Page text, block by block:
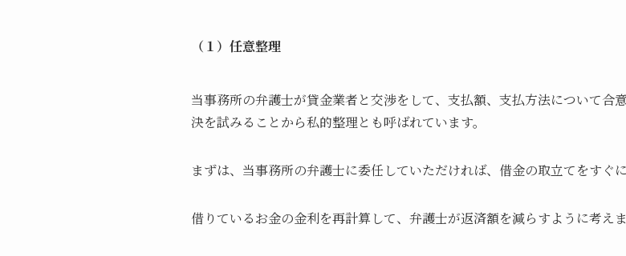
（１）任意整理
当事務所の弁護士が貸金業者と交渉をして、支払額、支払方法について合
決を試みることから私的整理とも呼ばれています。
まずは、当事務所の弁護士に委任していただければ、借金の取立てをすぐ
借りているお金の金利を再計算して、弁護士が返済額を減らすように考えま